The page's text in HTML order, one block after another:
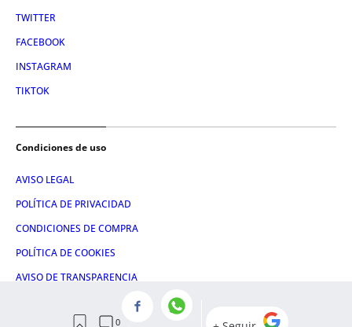
TWITTER
FACEBOOK
INSTAGRAM
TIKTOK
Condiciones de uso
AVISO LEGAL
POLÍTICA DE PRIVACIDAD
CONDICIONES DE COMPRA
POLÍTICA DE COOKIES
AVISO DE TRANSPARENCIA